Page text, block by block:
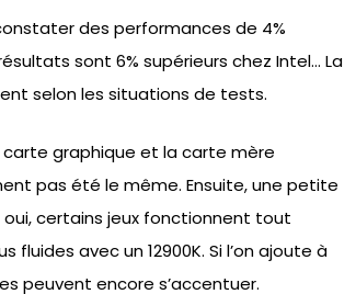
des performances de 4%
sont 6% supérieurs chez Intel… La
selon les situations de tests.
carte graphique et la carte mère
pas été le même. Ensuite, une petite
certains jeux fonctionnent tout
avec un 12900K. Si l’on ajoute à
peuvent encore s’accentuer.